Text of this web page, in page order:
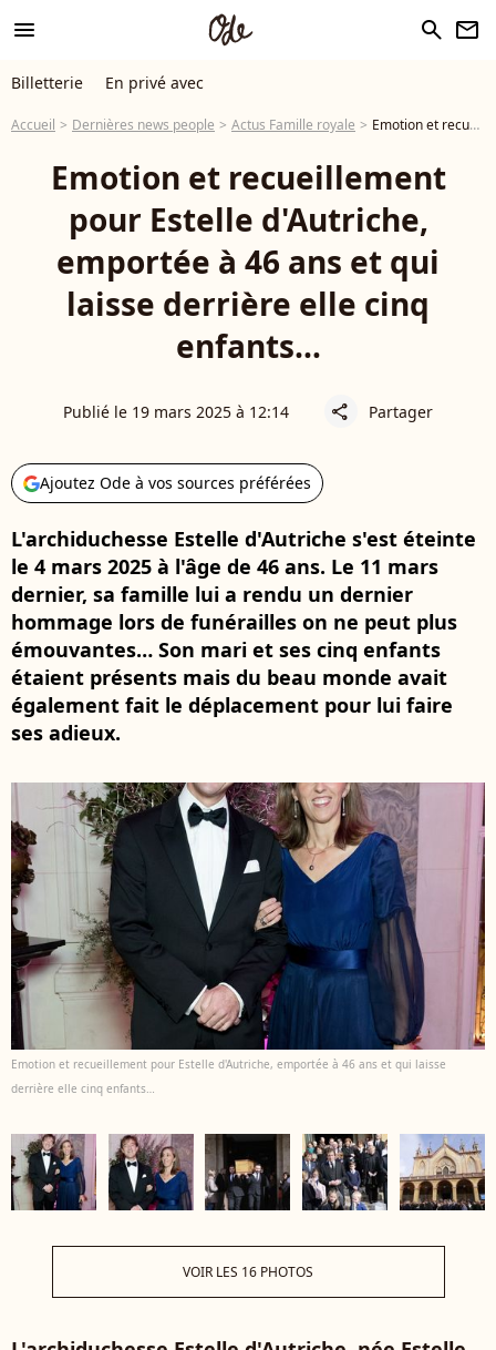
menu search newsletter
Billetterie En privé avec
Accueil Dernières news people Actus Famille royale Emotion et recueillement pour Estelle d'Autriche, emportée à 46 ans et qui laisse derrière elle cinq enfants…
Emotion et recueillement
pour Estelle d'Autriche,
emportée à 46 ans et qui
laisse derrière elle cinq
enfants…
Publié le 19 mars 2025 à 12:14 share Partager
Ajoutez Ode à vos sources préférées
L'archiduchesse Estelle d'Autriche s'est éteinte
le 4 mars 2025 à l'âge de 46 ans. Le 11 mars
dernier, sa famille lui a rendu un dernier
hommage lors de funérailles on ne peut plus
émouvantes… Son mari et ses cinq enfants
étaient présents mais du beau monde avait
également fait le déplacement pour lui faire
ses adieux.
Emotion et recueillement pour Estelle d'Autriche, emportée à 46 ans et qui laisse
derrière elle cinq enfants…
VOIR LES 16 PHOTOS